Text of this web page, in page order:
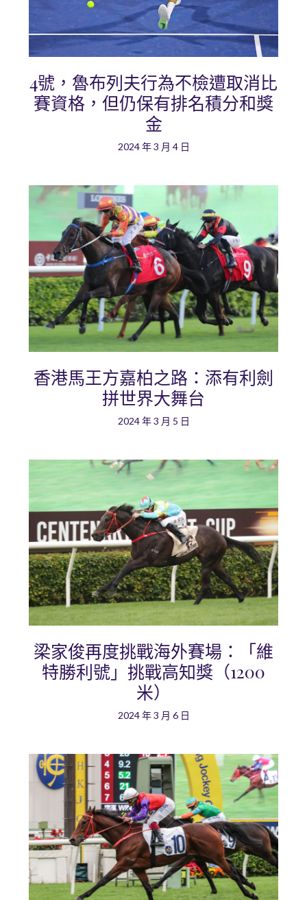
4號，魯布列夫行為不檢遭取消比
賽資格，但仍保有排名積分和獎
金
2024 年 3 月 4 日
香港馬王方嘉柏之路：添有利劍
拼世界大舞台
2024 年 3 月 5 日
梁家俊再度挑戰海外賽場：「維
特勝利號」挑戰高知獎（1200
米）
2024 年 3 月 6 日